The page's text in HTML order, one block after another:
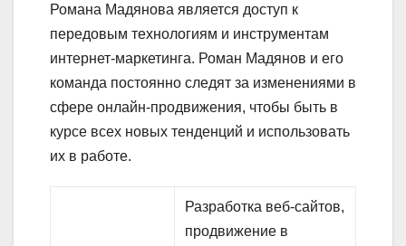
Романа Мадянова является доступ к
передовым технологиям и инструментам
интернет-маркетинга. Роман Мадянов и его
команда постоянно следят за изменениями в
сфере онлайн-продвижения, чтобы быть в
курсе всех новых тенденций и использовать
их в работе.
Разработка веб-сайтов,
продвижение в